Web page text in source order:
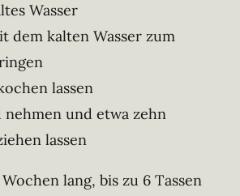
Wasser
dem kalten Wasser zum
lassen
nehmen und etwa zehn
lassen
lang, bis zu 6 Tassen